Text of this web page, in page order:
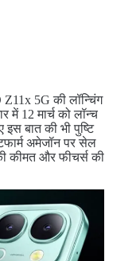
5G की लॉन्चिंग
में 12 मार्च को लॉन्च
बात की भी पुष्टि
अमेजॉन पर सेल
कीमत और फीचर्स की